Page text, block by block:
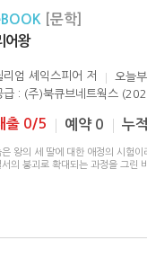
[문학]
어왕
리엄 셰익스피어 저 오늘
급 : (주)북큐브네트웍스
출 0/5 예약 0 누
은 왕의 세 딸에 대한 애정의 시험
서의 붕괴로 확대되는 과정을 그린